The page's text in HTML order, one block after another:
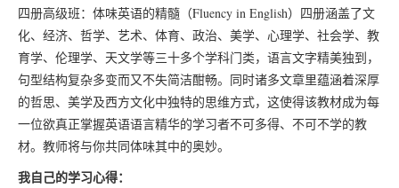
四册高级班：体味英语的精髓（Fluency in English）四册涵盖了文
化、经济、哲学、艺术、体育、政治、美学、心理学、社会学、教
育学、伦理学、天文学等三十多个学科门类，语言文字精美独到，
句型结构复杂多变而又不失简洁酣畅。同时诸多文章里蕴涵着深厚
的哲思、美学及西方文化中独特的思维方式，这使得该教材成为每
一位欲真正掌握英语语言精华的学习者不可多得、不可不学的教
材。教师将与你共同体味其中的奥妙。
我自己的学习心得：